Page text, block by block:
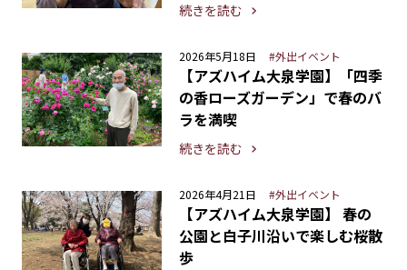
続きを読む
2026年5月18日 #外出イベント
【アズハイム大泉学園】「四季
の香ローズガーデン」で春のバ
ラを満喫
続きを読む
2026年4月21日 #外出イベント
【アズハイム大泉学園】 春の
公園と白子川沿いで楽しむ桜散
歩